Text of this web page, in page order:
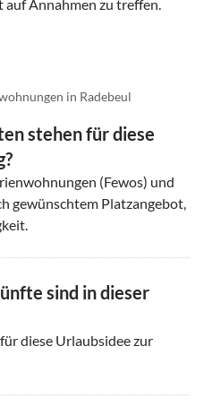
Annahmen zu treffen.
in Radebeul
stehen für diese
(Fewos) und
gewünschtem Platzangebot,
sind in dieser
diese Urlaubsidee zur